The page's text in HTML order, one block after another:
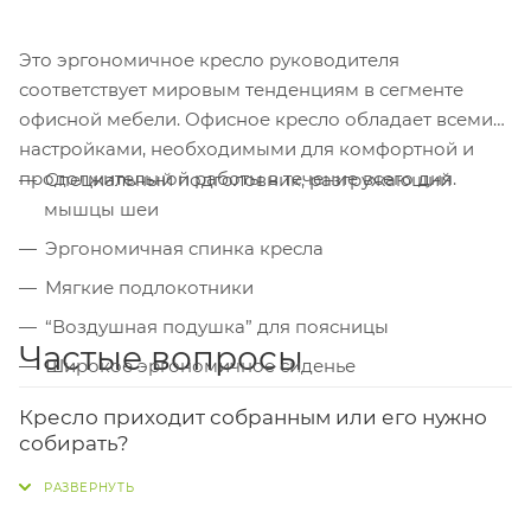
Это эргономичное кресло руководителя
соответствует мировым тенденциям в сегменте
офисной мебели. Офисное кресло обладает всеми
настройками, необходимыми для комфортной и
продолжительной работы в течение всего дня.
Специальный подголовник, разгружающий
мышцы шеи
Эргономичная спинка кресла
Мягкие подлокотники
“Воздушная подушка” для поясницы
Широкое эргономичное сиденье
Частые вопросы
Кресло приходит собранным или его нужно
собирать?
Кресло Verona поставляется в разобранном виде,